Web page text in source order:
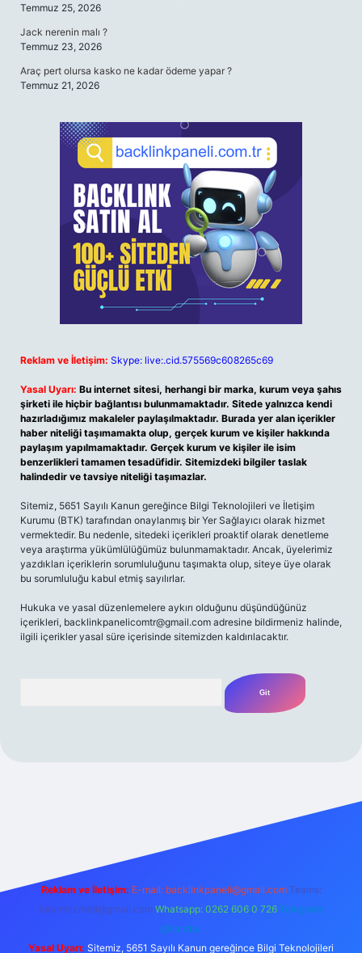
Temmuz 25, 2026
Jack nerenin malı ?
Temmuz 23, 2026
Araç pert olursa kasko ne kadar ödeme yapar ?
Temmuz 21, 2026
Reklam ve İletişim: Skype: live:.cid.575569c608265c69
Yasal Uyarı: Bu internet sitesi, herhangi bir marka, kurum veya şahıs
şirketi ile hiçbir bağlantısı bulunmamaktadır. Sitede yalnızca kendi
hazırladığımız makaleler paylaşılmaktadır. Burada yer alan içerikler
haber niteliği taşımamakta olup, gerçek kurum ve kişiler hakkında
paylaşım yapılmamaktadır. Gerçek kurum ve kişiler ile isim
benzerlikleri tamamen tesadüfidir. Sitemizdeki bilgiler taslak
halindedir ve tavsiye niteliği taşımazlar.
Sitemiz, 5651 Sayılı Kanun gereğince Bilgi Teknolojileri ve İletişim
Kurumu (BTK) tarafından onaylanmış bir Yer Sağlayıcı olarak hizmet
vermektedir. Bu nedenle, sitedeki içerikleri proaktif olarak denetleme
veya araştırma yükümlülüğümüz bulunmamaktadır. Ancak, üyelerimiz
yazdıkları içeriklerin sorumluluğunu taşımakta olup, siteye üye olarak
bu sorumluluğu kabul etmiş sayılırlar.
Hukuka ve yasal düzenlemelere aykırı olduğunu düşündüğünüz
içerikleri, backlinkpanelicomtr@gmail.com adresine bildirmeniz halinde,
ilgili içerikler yasal süre içerisinde sitemizden kaldırılacaktır.
m elexbet
Reklam ve İletişim: E-mail: backlinkpaneli@gmail.com Teams:
forumhizmeti@gmail.com Whatsapp: 0262 606 0 726 Telegram:
@karabul
Yasal Uyarı: Sitemiz, 5651 Sayılı Kanun gereğince Bilgi Teknolojileri